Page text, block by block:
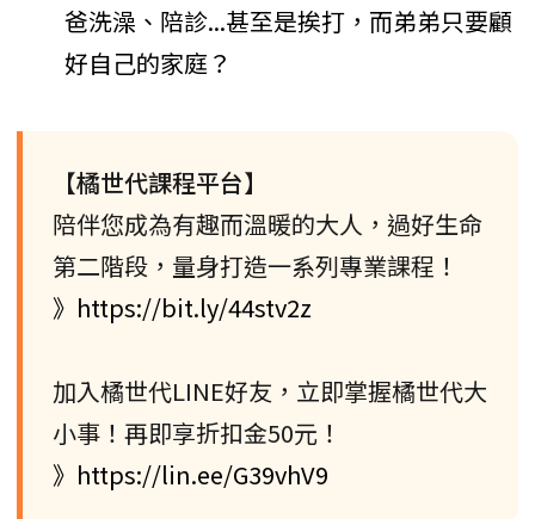
爸洗澡、陪診...甚至是挨打，而弟弟只要顧
好自己的家庭？
【橘世代課程平台】
陪伴您成為有趣而溫暖的大人，過好生命
第二階段，量身打造一系列專業課程！
》https://bit.ly/44stv2z
加入橘世代LINE好友，立即掌握橘世代大
小事！再即享折扣金50元！
》https://lin.ee/G39vhV9